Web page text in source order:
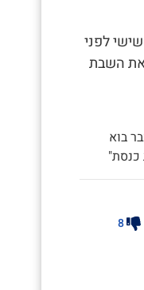
לפני
השבת
בוא
כנסת"
8